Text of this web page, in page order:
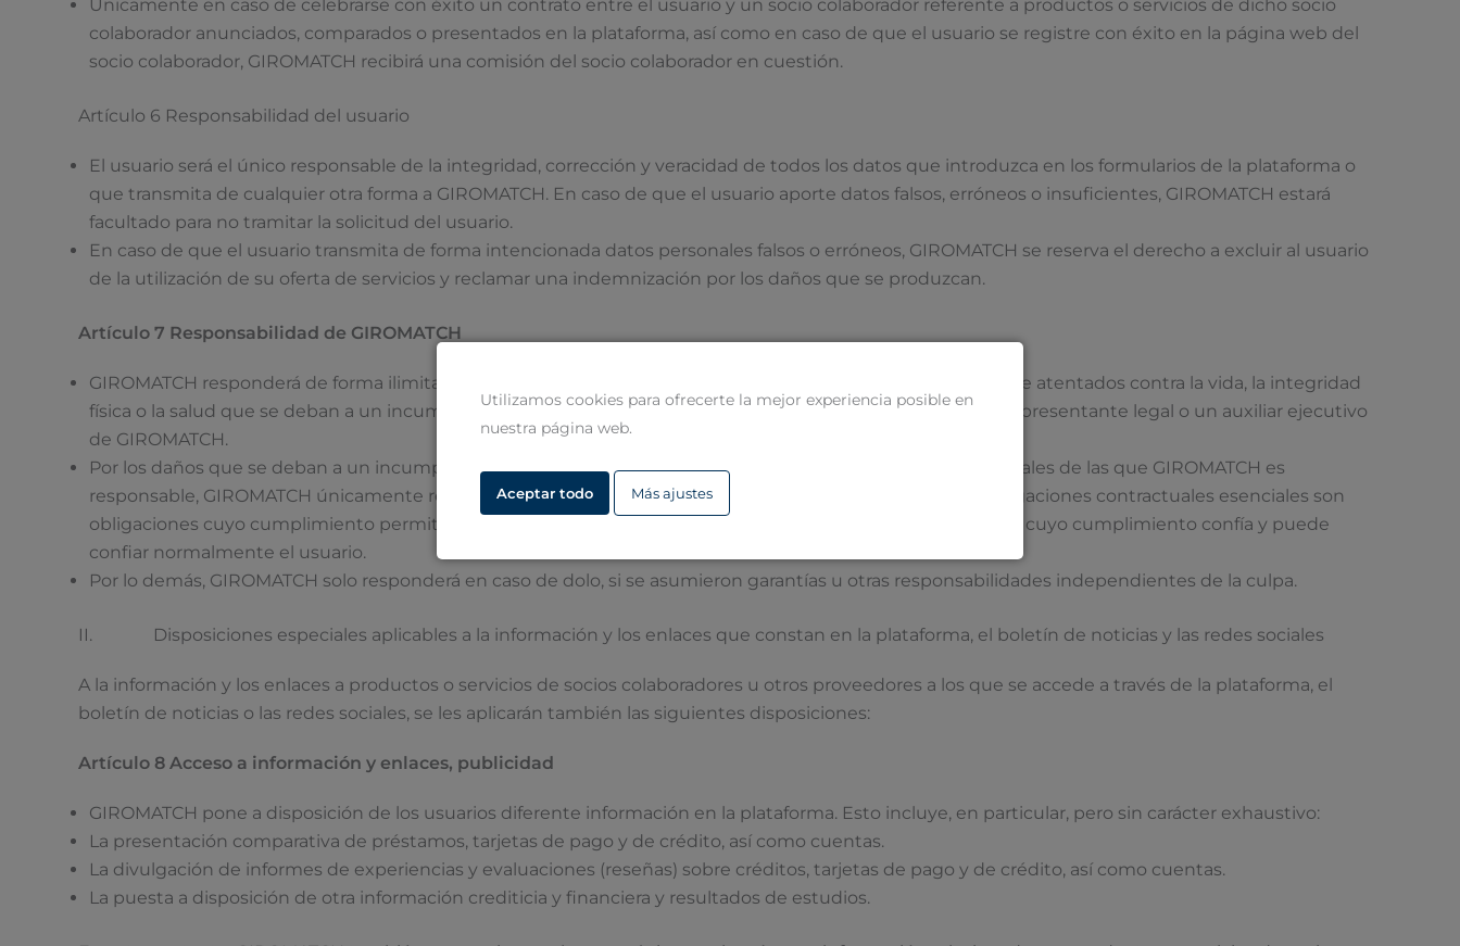
Únicamente en caso de celebrarse con éxito un contrato entre el usuario y un socio colaborador referente a productos o servicios de dicho socio
colaborador anunciados, comparados o presentados en la plataforma, así como en caso de que el usuario se registre con éxito en la página web del
socio colaborador, GIROMATCH recibirá una comisión del socio colaborador en cuestión.
Artículo 6 Responsabilidad del usuario
El usuario será el único responsable de la integridad, corrección y veracidad de todos los datos que introduzca en los formularios de la plataforma o
que transmita de cualquier otra forma a GIROMATCH. En caso de que el usuario aporte datos falsos, erróneos o insuficientes, GIROMATCH estará
facultado para no tramitar la solicitud del usuario.
En caso de que el usuario transmita de forma intencionada datos personales falsos o erróneos, GIROMATCH se reserva el derecho a excluir al usuario
de la utilización de su oferta de servicios y reclamar una indemnización por los daños que se produzcan.
Artículo 7 Responsabilidad de GIROMATCH
GIROMATCH responderá de forma ilimitada por dolo y negligencia grave, así como por los daños derivados de atentados contra la vida, la integridad
física o la salud que se deban a un incumplimiento culposo de obligaciones por parte de GIROMATCH, un representante legal o un auxiliar ejecutivo
de GIROMATCH.
Por los daños que se deban a un incumplimiento por negligencia leve de obligaciones contractuales esenciales de las que GIROMATCH es
responsable, GIROMATCH únicamente responderá por los daños típicos contractuales y previsibles. Las obligaciones contractuales esenciales son
obligaciones cuyo cumplimiento permite la correcta ejecución del contrato existente con GIROMATCH y en cuyo cumplimiento confía y puede
confiar normalmente el usuario.
Por lo demás, GIROMATCH solo responderá en caso de dolo, si se asumieron garantías u otras responsabilidades independientes de la culpa.
II. Disposiciones especiales aplicables a la información y los enlaces que constan en la plataforma, el boletín de noticias y las redes sociales
A la información y los enlaces a productos o servicios de socios colaboradores u otros proveedores a los que se accede a través de la plataforma, el
boletín de noticias o las redes sociales, se les aplicarán también las siguientes disposiciones:
Artículo 8 Acceso a información y enlaces, publicidad
GIROMATCH pone a disposición de los usuarios diferente información en la plataforma. Esto incluye, en particular, pero sin carácter exhaustivo:
La presentación comparativa de préstamos, tarjetas de pago y de crédito, así como cuentas.
La divulgación de informes de experiencias y evaluaciones (reseñas) sobre créditos, tarjetas de pago y de crédito, así como cuentas.
La puesta a disposición de otra información crediticia y financiera y resultados de estudios.
Utilizamos cookies para ofrecerte la mejor experiencia posible en
nuestra página web.
Aceptar todo Más ajustes